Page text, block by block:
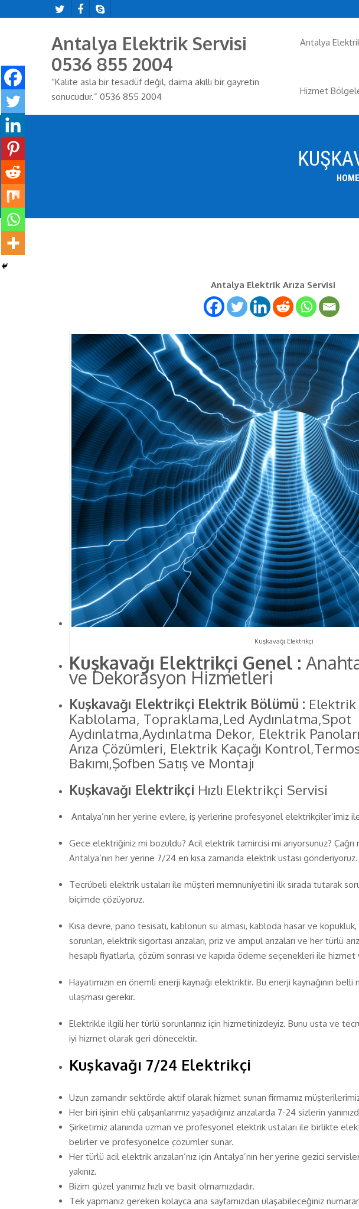
Antalya Elektrik Servisi
0536 855 2004
“Kalite asla bir tesadüf değil, daima akıllı bir gayretin
sonucudur.” 0536 855 2004
Antalya
Hizmet
HOME
Antalya Elektrik Arıza Servisi
Kuşkavağı Elektrikçi
Kuşkavağı Elektrikçi Genel :
ve Dekorasyon Hizmetleri
Kuşkavağı Elektrikçi Elektrik Bölümü : Elektrik
Kablolama, Topraklama,Led Aydınlatma,Spot
Aydınlatma,Aydınlatma Dekor, Elektrik
Arıza Çözümleri, Elektrik Kaçağı
Bakımı,Şofben Satış ve Montajı
Kuşkavağı Elektrikçi Hızlı Elektrikçi Servisi
Antalya’nın her yerine evlere, iş yerlerine profesyonel elektrikçiler’imiz
Gece elektriğiniz mi bozuldu? Acil elektrik tamircisi mi arıyorsunuz? Çağrı
Antalya’nın her yerine 7/24 en kısa zamanda elektrik ustası gönderiyoruz.
Tecrübeli elektrik ustaları ile müşteri memnuniyetini ilk sırada tutarak
biçimde çözüyoruz.
Kısa devre, pano tesisatı, kablonun su alması, kabloda hasar ve kopukluk,
sorunları, elektrik sigortası arızaları, priz ve ampul arızaları ve her türlü
hesaplı fiyatlarla, çözüm sonrası ve kapıda ödeme seçenekleri ile
Hayatımızın en önemli enerji kaynağı elektriktir. Bu enerji kaynağının
ulaşması gerekir.
Elektrikle ilgili her türlü sorunlarınız için hizmetinizdeyiz. Bunu usta ve
iyi hizmet olarak geri dönecektir.
Kuşkavağı 7/24 Elektrikçi
Uzun zamandır sektörde aktif olarak hizmet sunan firmamız
Her biri işinin ehli çalışanlarımız yaşadığınız arızalarda 7-24 sizlerin
Şirketimiz alanında uzman ve profesyonel elektrik ustaları ile birlikte
belirler ve profesyonelce çözümler sunar.
Her türlü acil elektrik arızaları’nız için Antalya’nın her yerine gezici
yakınız.
Bizim güzel yanımız hızlı ve basit olmamızdadır.
Tek yapmanız gereken kolayca ana sayfamızdan ulaşabileceğiniz